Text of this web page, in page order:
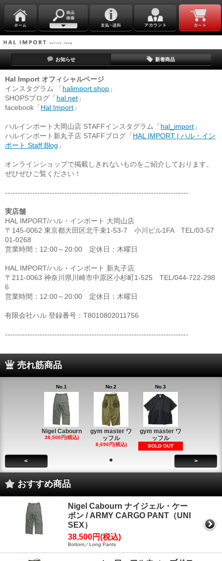
お知らせ 新着商品
Hal Import オフィシャルページ
インスタグラム 「 halimport.shop 」
SHOPSブログ「 hal.net 」
facebook「 Hal Import 」
ハルインポート大岡山店 STAFFインスタグラム「 hal_import 」
ハルインポート新丸子店 STAFFブログ「 HAL IMPORT | ハル・イン
ポート Staff Blog 」
オンラインショップで掲載しきれないものをご紹介しております。
ぜひぜひご覧ください！
--------------------------------------------------------------------------
実店舗
HAL IMPORT/ハル・インポート 大岡山店
〒145-0062 東京都大田区北千束1-53-7 小川ビル1FA TEL/03-57
01-0268
営業時間：12:00～20:00 定休日：木曜日
HAL IMPORT/ハル・インポート 新丸子店
〒211-0063 神奈川県川崎市中原区小杉町1-525 TEL/044-722-298
6
営業時間：12:00～20:00 定休日：木曜日
有限会社ハル 登録番号：T8010802011756
--------------------------------------------------------------------------
売れ筋商品
No.1
Nigel Cabourn
38,500円(税込)
No.2
gym master ワ
ッフル
8,690円(税込)
No.3
gym master ワ
ッフル
SOLD OUT
< >
おすすめ商品
Nigel Cabourn ナイジェル・ケー
ボン / ARMY CARGO PANT（UNI
SEX）
38,500円(税込)
Bottom／Long Pants